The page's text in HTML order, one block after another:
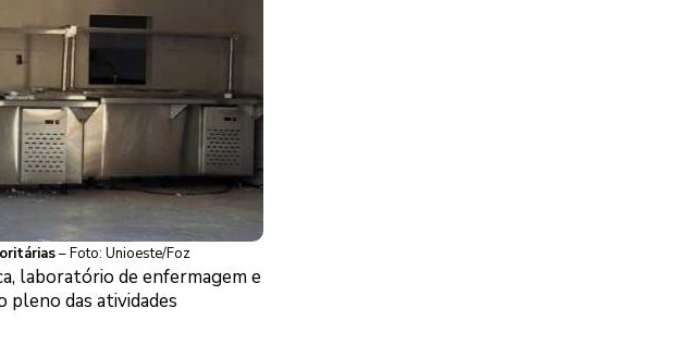
– Foto: Unioeste/Foz
laboratório de enfermagem e
pleno das atividades